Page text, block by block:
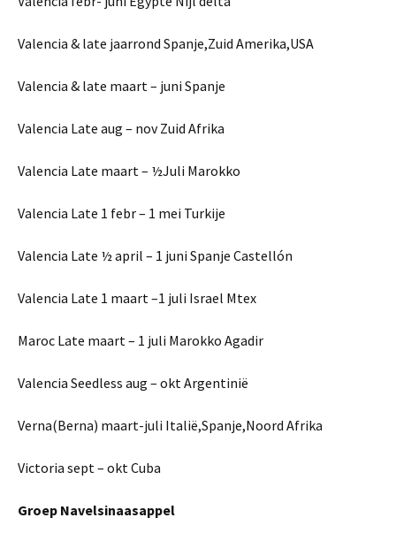
Valencia & late jaarrond Spanje,Zuid Amerika,USA
Valencia & late maart – juni Spanje
Valencia Late aug – nov Zuid Afrika
Valencia Late maart – ½Juli Marokko
Valencia Late 1 febr – 1 mei Turkije
Valencia Late ½ april – 1 juni Spanje Castellón
Valencia Late 1 maart –1 juli Israel Mtex
Maroc Late maart – 1 juli Marokko Agadir
Valencia Seedless aug – okt Argentinië
Verna(Berna) maart-juli Italië,Spanje,Noord Afrika
Victoria sept – okt Cuba
Groep Navelsinaasappel